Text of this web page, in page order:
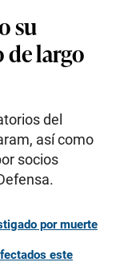
su
largo
del
así como
socios
por muerte
este